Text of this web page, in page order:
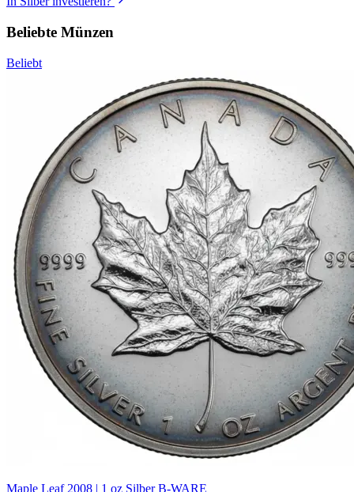
Beliebte Münzen
Beliebt
Maple Leaf 2008 | 1 oz Silber B-WARE